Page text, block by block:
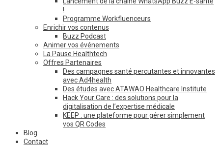
!
Programme Workfluenceurs
Enrichir vos contenus
Buzz Podcast
Animer vos événements
La Pause Healthtech
Offres Partenaires
Des campagnes santé percutantes et innovantes
avec Ad4health
Des études avec ATAWAO Healthcare Institute
Hack Your Care : des solutions pour la
digitalisation de l’expertise médicale
KEEP : une plateforme pour gérer simplement
vos QR Codes
Blog
Contact